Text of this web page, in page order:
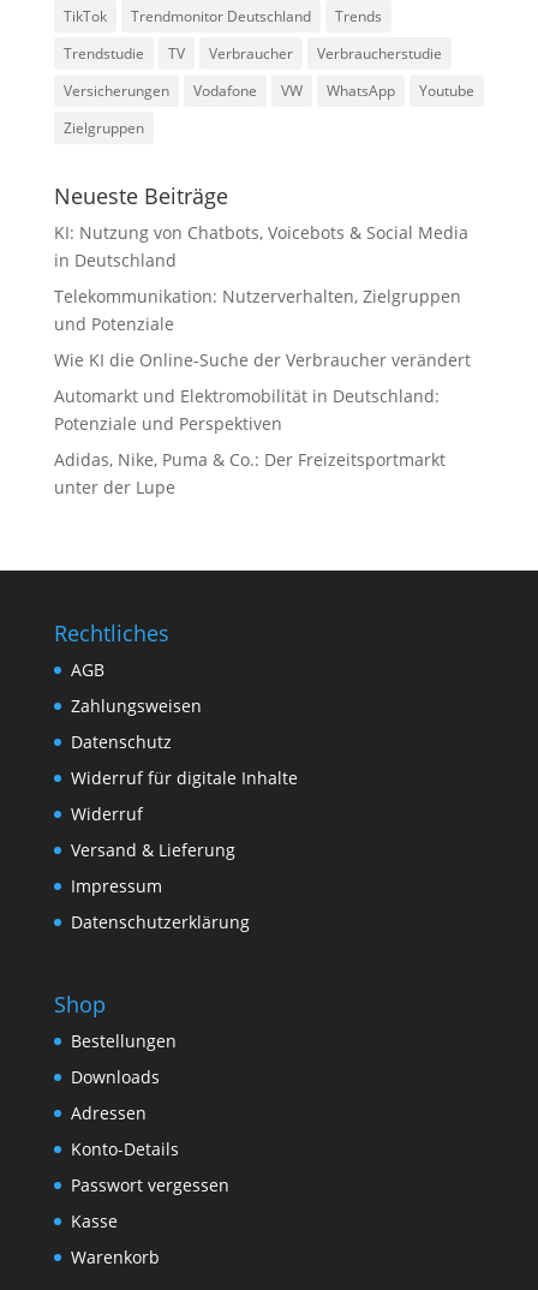
TikTok
Trendmonitor Deutschland
Trends
Trendstudie
TV Verbraucher
Verbraucherstudie
Versicherungen
Vodafone VW WhatsApp
Youtube
Zielgruppen
Neueste Beiträge
KI: Nutzung von Chatbots, Voicebots & Social Media
in Deutschland
Telekommunikation: Nutzerverhalten, Zielgruppen
und Potenziale
Wie KI die Online-Suche der Verbraucher verändert
Automarkt und Elektromobilität in Deutschland:
Potenziale und Perspektiven
Adidas, Nike, Puma & Co.: Der Freizeitsportmarkt
unter der Lupe
Rechtliches
AGB
Zahlungsweisen
Datenschutz
Widerruf für digitale Inhalte
Widerruf
Versand & Lieferung
Impressum
Datenschutzerklärung
Shop
Bestellungen
Downloads
Adressen
Konto-Details
Passwort vergessen
Kasse
Warenkorb